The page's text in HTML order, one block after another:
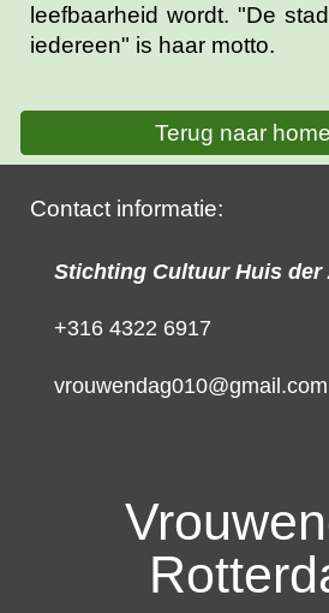
leefbaarheid wordt. "De
iedereen" is haar motto.
Terug naar
Contact informatie:
Stichting Cultuur Huis der
+316 4322 6917
vrouwendag010@gmail.com